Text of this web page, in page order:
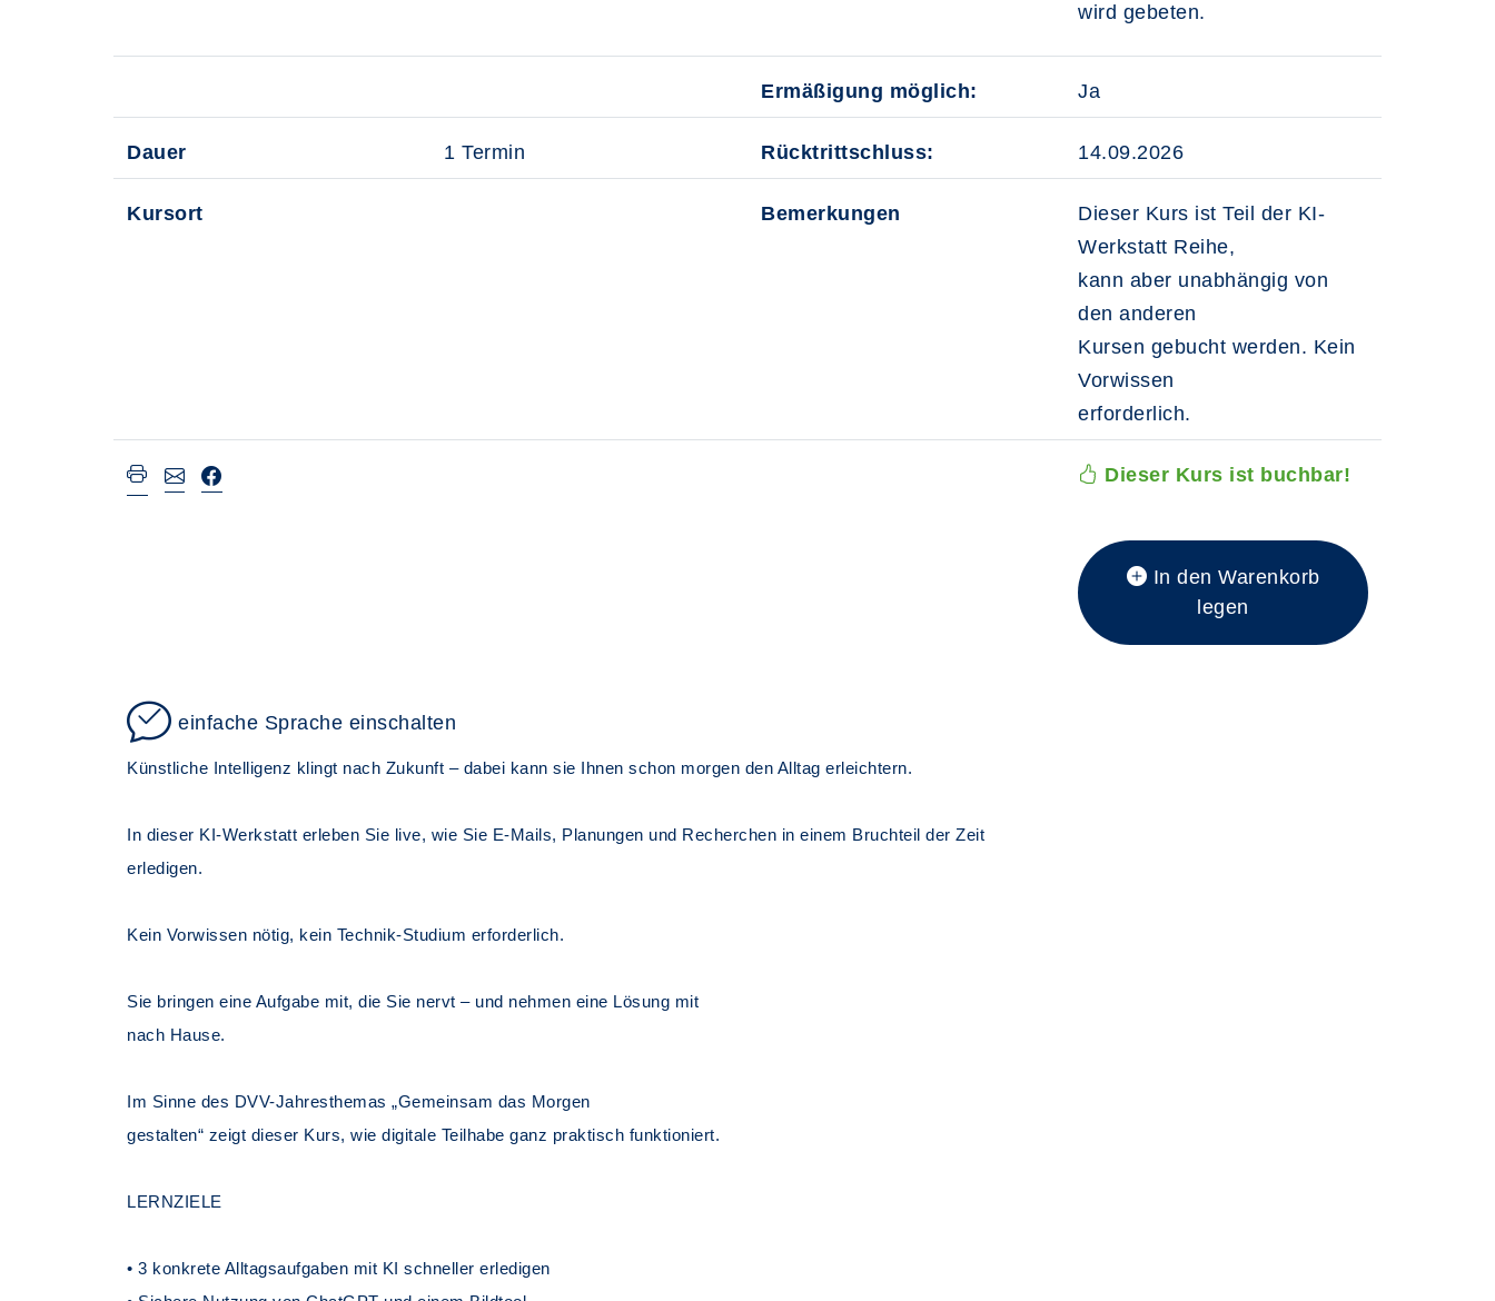
wird gebeten.
Ermäßigung möglich: Ja
Dauer 1 Termin Rücktrittschluss: 14.09.2026
Kursort Bemerkungen
Dieser Kurs ist Teil der KI-
Werkstatt Reihe,
kann aber unabhängig von
den anderen
Kursen gebucht werden. Kein
Vorwissen
erforderlich.
Dieser Kurs ist buchbar!
In den Warenkorb
legen
einfache Sprache einschalten
Künstliche Intelligenz klingt nach Zukunft – dabei kann sie Ihnen schon morgen den Alltag erleichtern.
In dieser KI-Werkstatt erleben Sie live, wie Sie E-Mails, Planungen und Recherchen in einem Bruchteil der Zeit
erledigen.
Kein Vorwissen nötig, kein Technik-Studium erforderlich.
Sie bringen eine Aufgabe mit, die Sie nervt – und nehmen eine Lösung mit
nach Hause.
Im Sinne des DVV-Jahresthemas „Gemeinsam das Morgen
gestalten“ zeigt dieser Kurs, wie digitale Teilhabe ganz praktisch funktioniert.
LERNZIELE
• 3 konkrete Alltagsaufgaben mit KI schneller erledigen